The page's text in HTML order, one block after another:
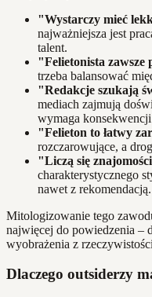
"Wystarczy mieć
najważniejsza jest
talent.
"Felietonista zawsze
trzeba balansować
"Redakcje szukają
mediach zajmują
wymaga
"Felieton to łatwy
rozczarowujące, a
"Liczą się
charakterystycznego
nawet z rekomendacją.
Mitologizowanie tego
najwięcej do powiedzenia –
wyobrażenia z
Dlaczego outsiderzy